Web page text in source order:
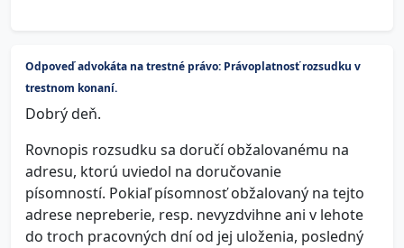
Odpoveď advokáta na trestné právo: Právoplatnosť rozsudku v
trestnom konaní.
Dobrý deň.
Rovnopis rozsudku sa doručí obžalovanému na
adresu, ktorú uviedol na doručovanie
písomností. Pokiaľ písomnosť obžalovaný na tejto
adrese nepreberie, resp. nevyzdvihne ani v lehote
do troch pracovných dní od jej uloženia, posledný